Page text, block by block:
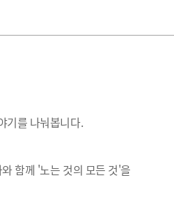
기를 나눠봅니다.
함께 '노는 것의 모든 것'을